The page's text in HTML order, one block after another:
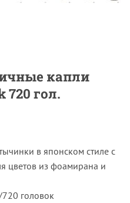
капли
720 гол.
в японском стиле с
цветов из фоамирана и
головок